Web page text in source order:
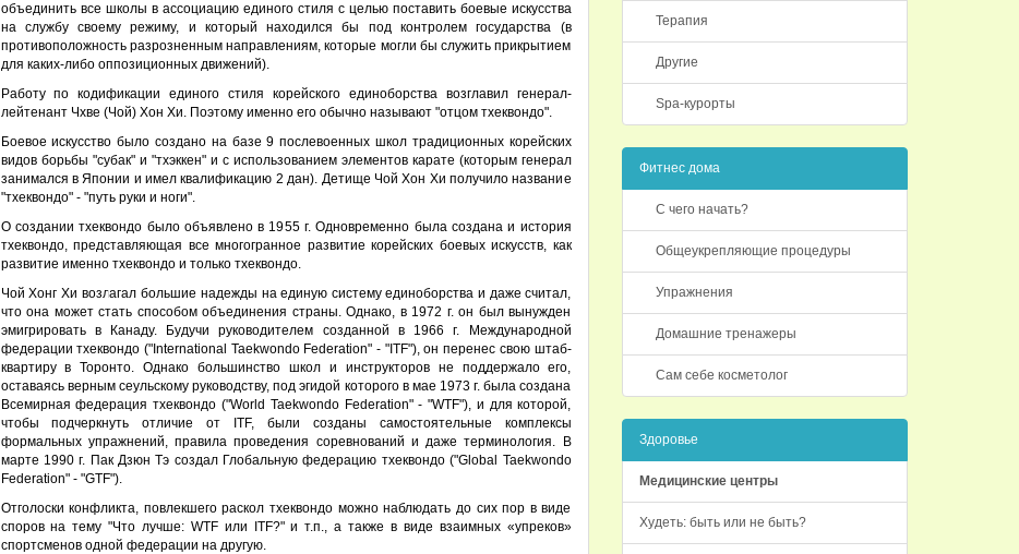
объединить все школы в ассоциацию единого стиля с целью поставить боевые искусства
на службу своему режиму, и который находился бы под контролем государства (в
противоположность разрозненным направлениям, которые могли бы служить прикрытием
для каких-либо оппозиционных движений).
Работу по кодификации единого стиля корейского единоборства возглавил генерал-
лейтенант Чхве (Чой) Хон Хи. Поэтому именно его обычно называют "отцом тхеквондо".
Боевое искусство было создано на базе 9 послевоенных школ традиционных корейских
видов борьбы "субак" и "тхэккен" и с использованием элементов карате (которым генерал
занимался в Японии и имел квалификацию 2 дан). Детище Чой Хон Хи получило название
"тхеквондо" - "путь руки и ноги".
О создании тхеквондо было объявлено в 1955 г. Одновременно была создана и история
тхеквондо, представляющая все многогранное развитие корейских боевых искусств, как
развитие именно тхеквондо и только тхеквондо.
Чой Хонг Хи возлагал большие надежды на единую систему единоборства и даже считал,
что она может стать способом объединения страны. Однако, в 1972 г. он был вынужден
эмигрировать в Канаду. Будучи руководителем созданной в 1966 г. Международной
федерации тхеквондо ("International Taekwondo Federation" - "ITF"), он перенес свою штаб-
квартиру в Торонто. Однако большинство школ и инструкторов не поддержало его,
оставаясь верным сеульскому руководству, под эгидой которого в мае 1973 г. была создана
Всемирная федерация тхеквондо ("World Taekwondo Federation" - "WTF"), и для которой,
чтобы подчеркнуть отличие от ITF, были созданы самостоятельные комплексы
формальных упражнений, правила проведения соревнований и даже терминология. В
марте 1990 г. Пак Дзюн Тэ создал Глобальную федерацию тхеквондо ("Global Taekwondo
Federation" - "GTF").
Отголоски конфликта, повлекшего раскол тхеквондо можно наблюдать до сих пор в виде
споров на тему "Что лучше: WTF или ITF?" и т.п., а также в виде взаимных «упреков»
спортсменов одной федерации на другую.
Терапия
Другие
Spa-курорты
Фитнес дома
С чего начать?
Общеукрепляющие процедуры
Упражнения
Домашние тренажеры
Сам себе косметолог
Здоровье
Медицинские центры
Худеть: быть или не быть?